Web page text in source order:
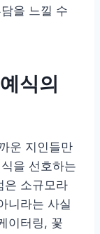
을 느낄 수
식의
운 지인들만
을 선호하는
은 소규모라
니라는 사실
이터링, 꽃